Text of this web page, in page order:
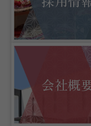
会社概